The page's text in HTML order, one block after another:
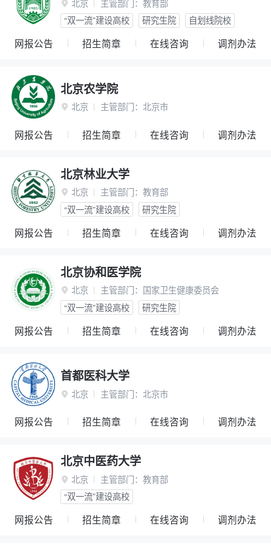
 北京 主管部门： 教育部
“双一流”建设高校
研究生院 自划线院校
网报公告 招生简章 在线咨询 调剂办法
北京农学院
 北京 主管部门： 北京市
网报公告 招生简章 在线咨询 调剂办法
北京林业大学
 北京 主管部门： 教育部
“双一流”建设高校
研究生院
网报公告 招生简章 在线咨询 调剂办法
北京协和医学院
 北京 主管部门： 国家卫生健康委员会
“双一流”建设高校
研究生院
网报公告 招生简章 在线咨询 调剂办法
首都医科大学
 北京 主管部门： 北京市
网报公告 招生简章 在线咨询 调剂办法
北京中医药大学
 北京 主管部门： 教育部
“双一流”建设高校
网报公告 招生简章 在线咨询 调剂办法